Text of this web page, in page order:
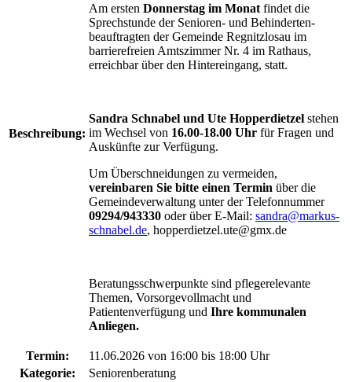
Beschreibung:
Am ersten Donnerstag im Monat findet die
Sprechstunde der Senioren- und Behinderten-
beauftragten der Gemeinde Regnitzlosau im
barrierefreien Amtszimmer Nr. 4 im Rathaus,
erreichbar über den Hintereingang, statt.
Sandra Schnabel und Ute Hopperdietzel stehen
im Wechsel von 16.00-18.00 Uhr für Fragen und
Auskünfte zur Verfügung.
Um Überschneidungen zu vermeiden,
vereinbaren Sie bitte einen Termin über die
Gemeindeverwaltung unter der Telefonnummer
09294/943330 oder über E-Mail: sandra@markus-
schnabel.de, hopperdietzel.ute@gmx.de
Beratungsschwerpunkte sind pflegerelevante
Themen, Vorsorgevollmacht und
Patientenverfügung und Ihre kommunalen
Anliegen.
Termin: 11.06.2026 von 16:00 bis 18:00 Uhr
Kategorie:
Seniorenberatung